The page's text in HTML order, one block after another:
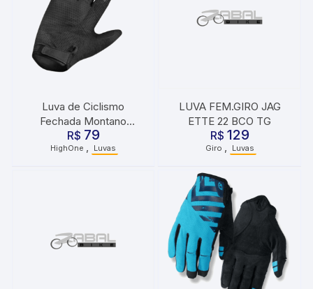
Luva de Ciclismo
Fechada Montano
HighOne Preto
R$ 79
HighOne Luvas
LUVA FEM.GIRO JAG
ETTE 22 BCO TG
R$ 129
Giro Luvas